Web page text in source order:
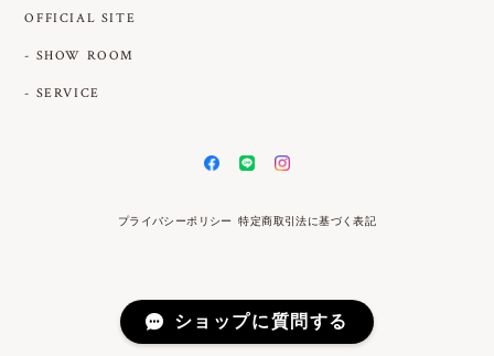
OFFICIAL SITE
- SHOW ROOM
- SERVICE
プライバシーポリシー 特定商取引法に基づく表記
ショップに質問する